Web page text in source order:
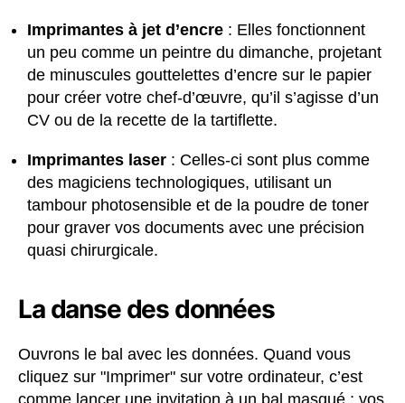
Imprimantes à jet d’encre : Elles fonctionnent
un peu comme un peintre du dimanche, projetant
de minuscules gouttelettes d’encre sur le papier
pour créer votre chef-d’œuvre, qu’il s’agisse d’un
CV ou de la recette de la tartiflette.
Imprimantes laser : Celles-ci sont plus comme
des magiciens technologiques, utilisant un
tambour photosensible et de la poudre de toner
pour graver vos documents avec une précision
quasi chirurgicale.
La danse des données
Ouvrons le bal avec les données. Quand vous
cliquez sur "Imprimer" sur votre ordinateur, c’est
comme lancer une invitation à un bal masqué : vos